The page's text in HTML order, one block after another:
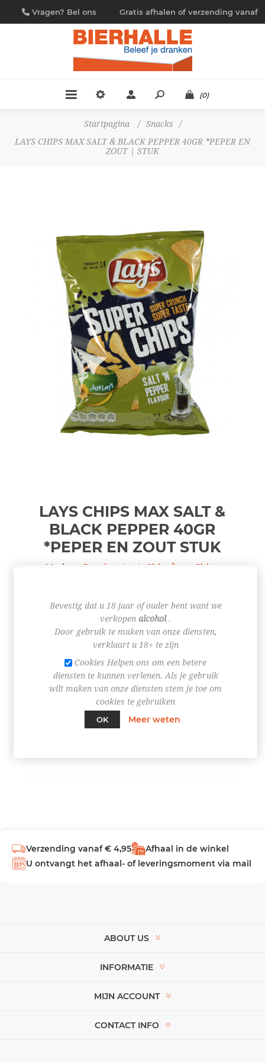
Vragen? Bel ons
09/230.88.44
Gratis afhalen of verzending vanaf
€ 4,95
(0)
Startpagina / Snacks
/
LAYS CHIPS MAX SALT & BLACK PEPPER 40GR *PEPER EN
ZOUT | STUK
LAYS CHIPS MAX SALT &
BLACK PEPPER 40GR
*PEPER EN ZOUT STUK
Merken: Pepsico Lay's Chips/Lays Chips
€ 0,95
-
BESTEL NU!
Verzending vanaf € 4,95
Afhaal in de winkel
U ontvangt het afhaal- of leveringsmoment via mail
ABOUT US
INFORMATIE
MIJN ACCOUNT
CONTACT INFO
Bevestig dat u 18 jaar of ouder bent want we
verkopen alcohol.
Door gebruik te maken van onze diensten,
verklaart u 18+ te zijn
Cookies Helpen ons om een betere
diensten te kunnen verlenen. Als je gebruik
wilt maken van onze diensten stem je toe om
cookies te gebruiken
OK
Meer weten